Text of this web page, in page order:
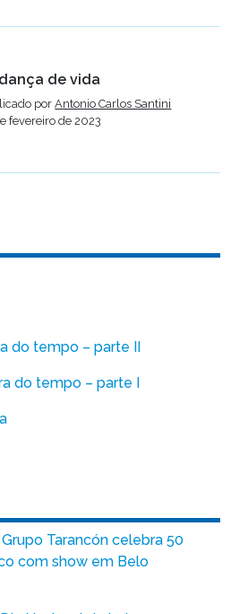
de vida
porAntonio Carlos Santini
fevereiro de 2023
do tempo – parte II
do tempo – parte I
Grupo Tarancón celebra 50
com show em Belo